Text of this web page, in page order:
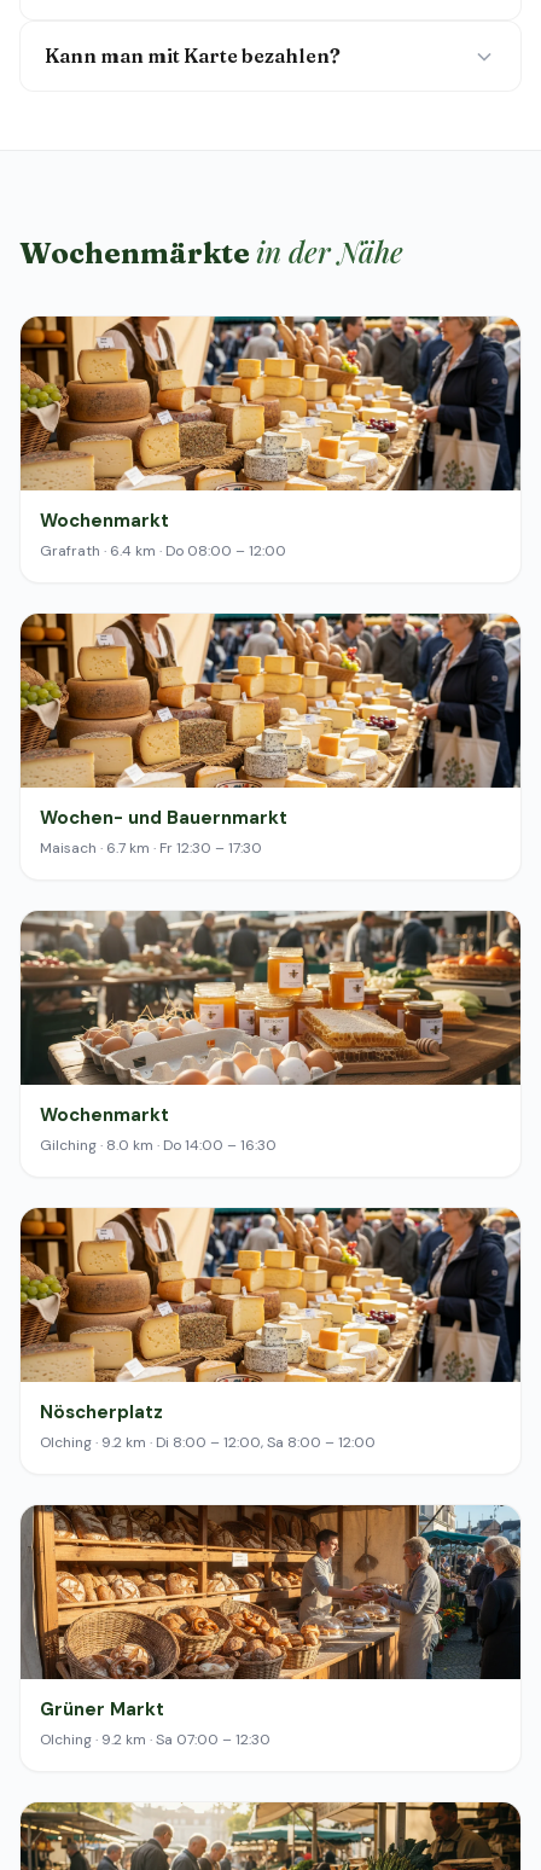
Kann man mit Karte bezahlen?
Wochenmärkte in der Nähe
Wochenmarkt
Grafrath · 6.4 km · Do 08:00 – 12:00
Wochen- und Bauernmarkt
Maisach · 6.7 km · Fr 12:30 – 17:30
Wochenmarkt
Gilching · 8.0 km · Do 14:00 – 16:30
Nöscherplatz
Olching · 9.2 km · Di 8:00 – 12:00, Sa 8:00 – 12:00
Grüner Markt
Olching · 9.2 km · Sa 07:00 – 12:30